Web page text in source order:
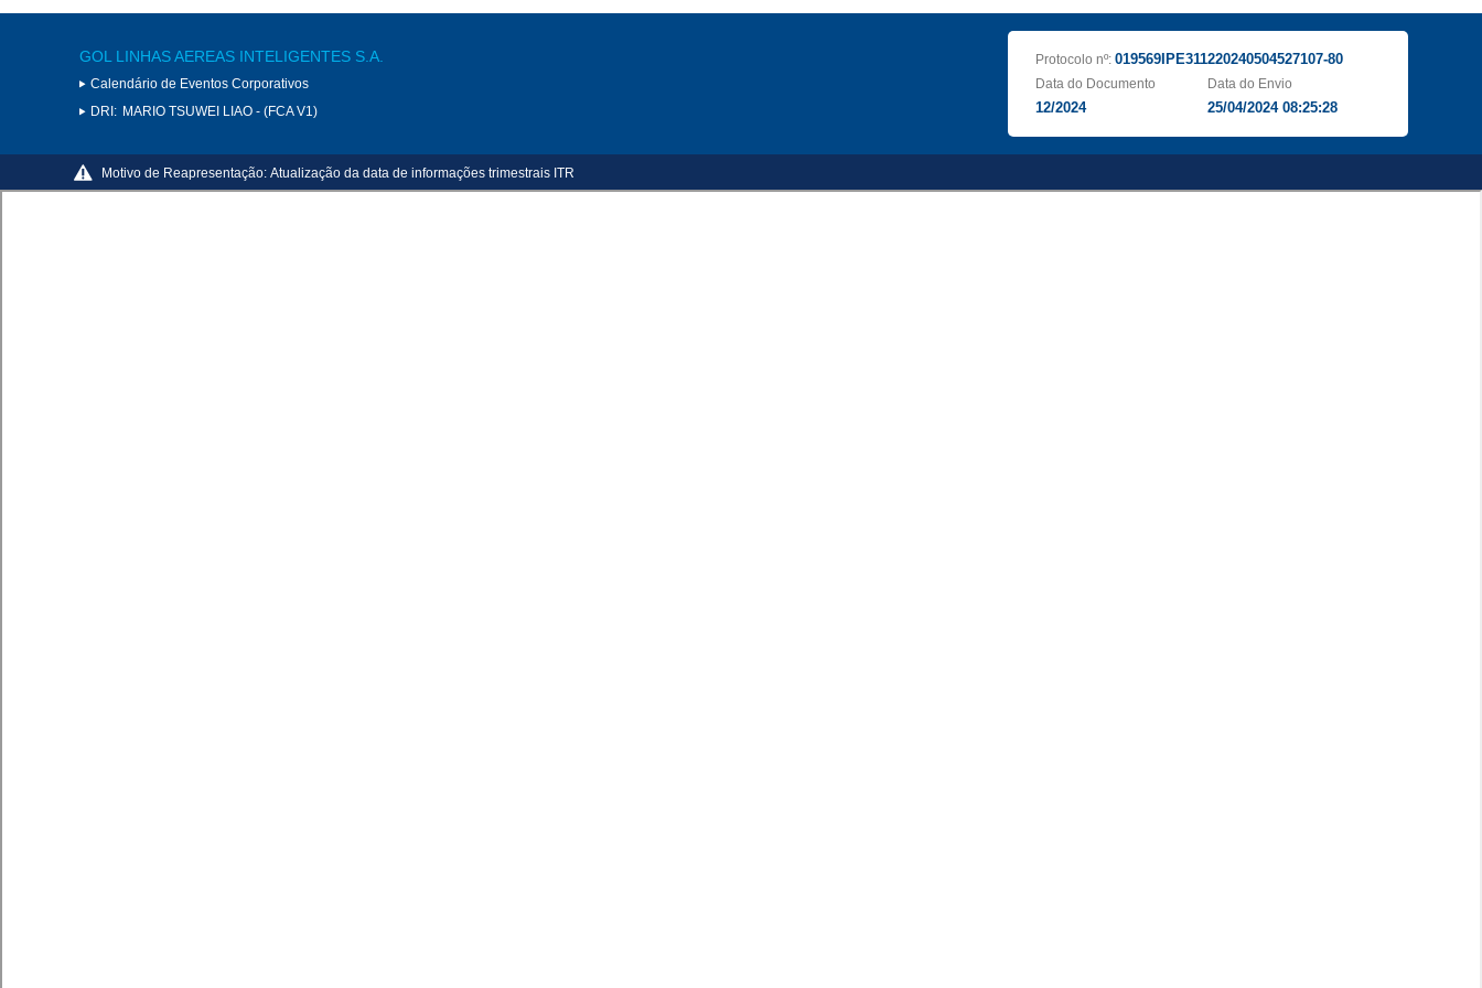
GOL LINHAS AEREAS INTELIGENTES S.A.
Calendário de Eventos Corporativos
DRI: MARIO TSUWEI LIAO - (FCA V1)
Protocolo nº: 019569IPE311220240504527107-80
Data do Documento
12/2024
Data do Envio
25/04/2024 08:25:28
Motivo de Reapresentação: Atualização da data de informações trimestrais ITR